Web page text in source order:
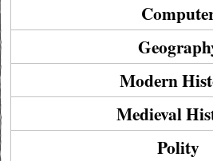
Modern
Medieval
Polity